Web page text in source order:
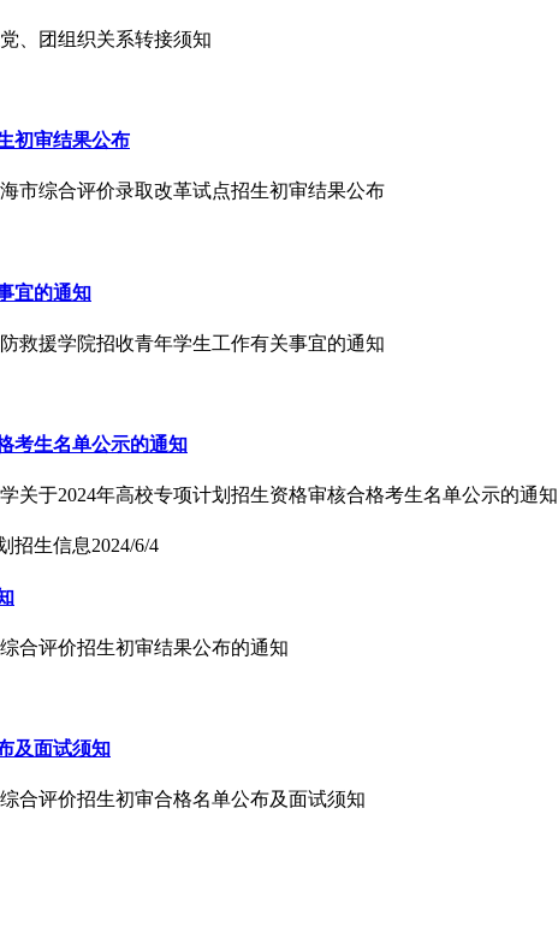
、团组织关系转接须知
初审结果公布
市综合评价录取改革试点招生初审结果公布
宜的通知
救援学院招收青年学生工作有关事宜的通知
考生名单公示的通知
关于2024年高校专项计划招生资格审核合格考生名单公示的通知
招生信息2024/6/4
合评价招生初审结果公布的通知
及面试须知
合评价招生初审合格名单公布及面试须知